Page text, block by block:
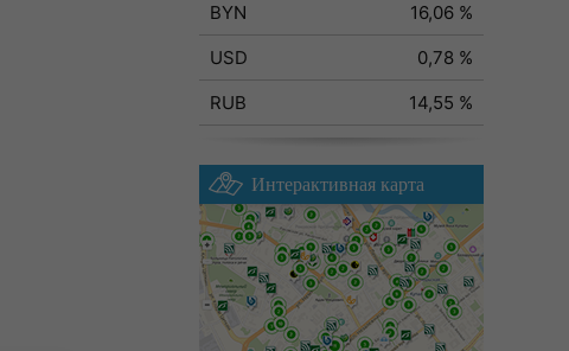
BYN
16,06 %
USD
0,78 %
RUB
14,55 %
Интерактивная карта